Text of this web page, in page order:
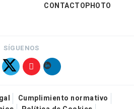
CONTACTOPHOTO
SÍGUENOS
Cumplimiento normativo